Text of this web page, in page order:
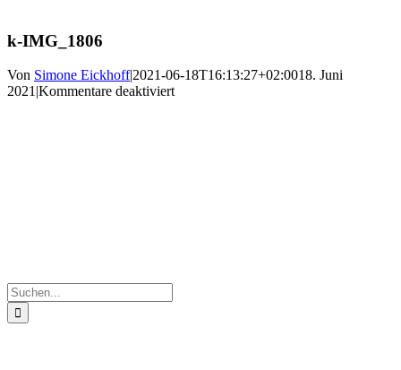
k-IMG_1806
Von Simone Eickhoff|2021-06-18T16:13:27+02:0018. Juni
2021|Kommentare deaktiviertfür
Suche
nach: